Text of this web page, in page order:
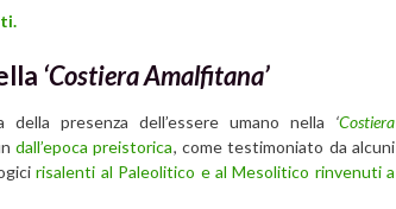
‘Costiera Amalfitana’
presenza dell’essere umano nella ‘Costiera
dall’epoca preistorica, come testimoniato da alcuni
risalenti al Paleolitico e al Mesolitico rinvenuti a